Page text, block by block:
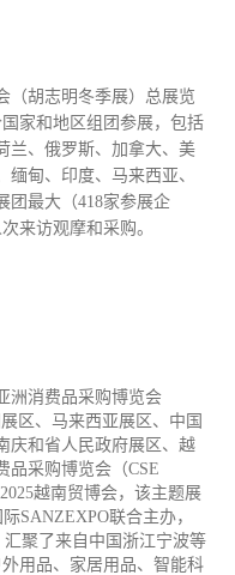
（胡志明冬季展）总展览
家和地区组团参展，包括
兰、俄罗斯、加拿大、美
甸、印度、马来西亚、
团最大（418家参展企
来访观摩和采购。
洲消费品采购博览会
区、马来西亚展区、中国
庆和省人民政府展区、越
品采购博览会（CSE
2025越南贸博会，该主题展
际SANZEXPO联合主办，
汇聚了来自中国浙江宁波等
用品、 家居用品、智能科